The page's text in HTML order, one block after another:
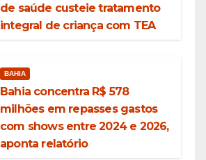
de saúde custeie tratamento
integral de criança com TEA
BAHIA
Bahia concentra R$ 578
milhões em repasses gastos
com shows entre 2024 e 2026,
aponta relatório